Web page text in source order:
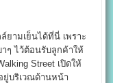
ามเย็นได้ที่นี่ เพราะ
ๆ ไว้ต้อนรับลูกค้าให้
Street เปิดให้
ยู่บริเวณด้านหน้า